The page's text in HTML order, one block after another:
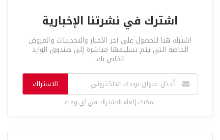
اشترك في نشرتنا الإخبارية
اشترك هنا للحصول على آخر الأخبار والتحديثات والعروض
الخاصة التي يتم تسليمها مباشرة إلى صندوق الوارد
الخاص بك.
الاشتراك
يمكنك إلغاء الاشتراك في أي وقت